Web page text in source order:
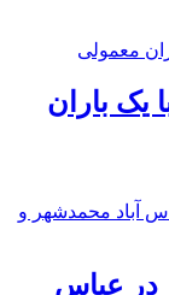
یک باران
در عباس